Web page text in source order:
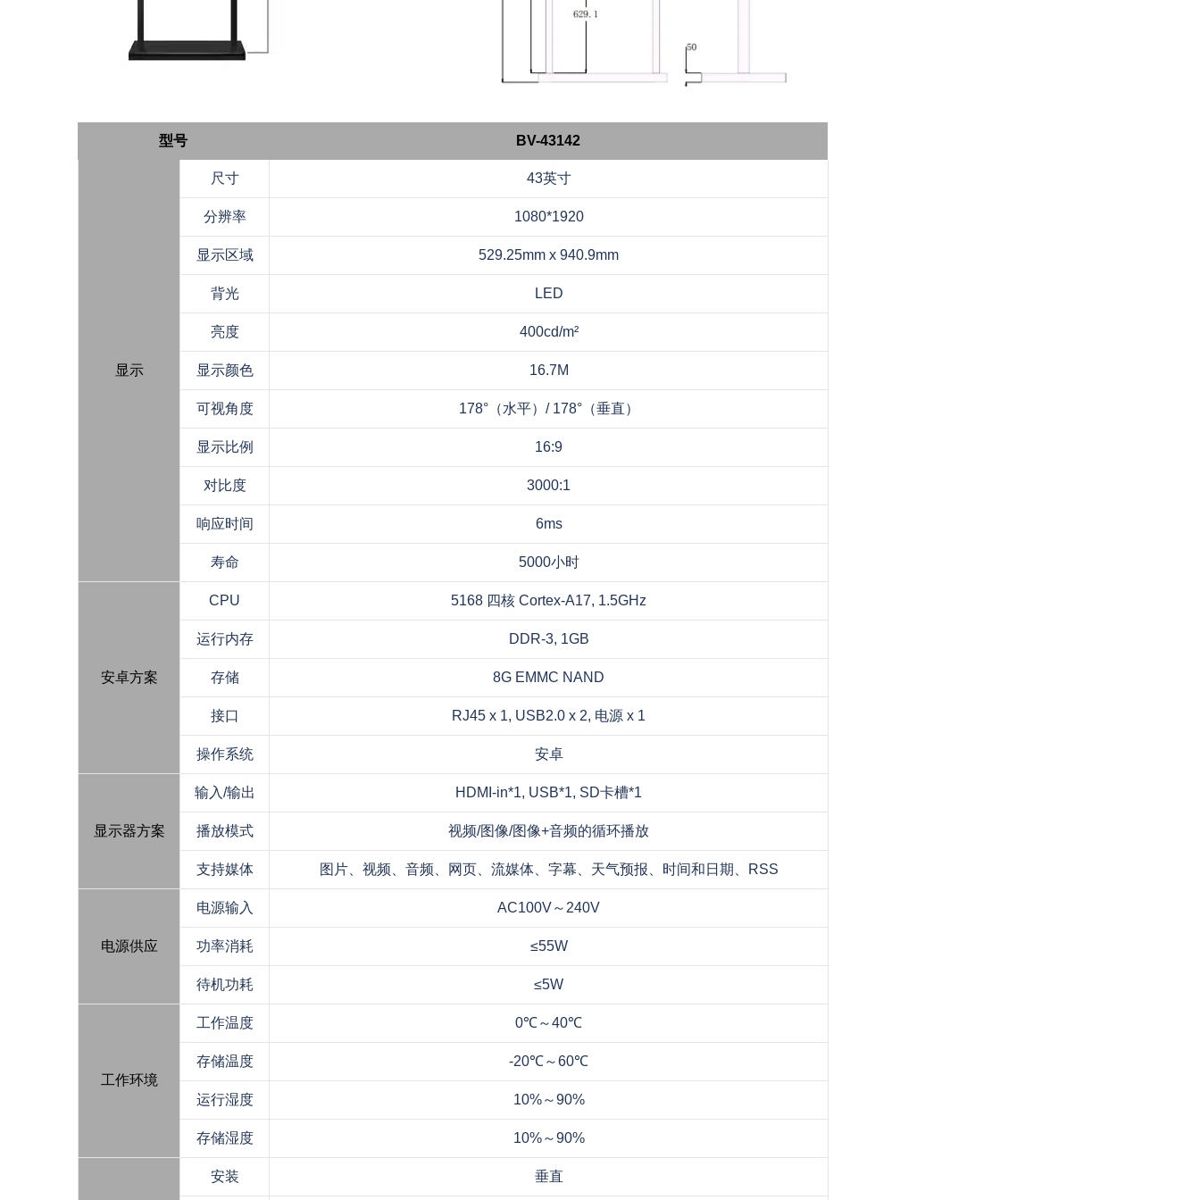
型号 BV-43142
显示
尺寸 43英寸
分辨率 1080*1920
显示区域 529.25mm x 940.9mm
背光 LED
亮度 400cd/m²
显示颜色 16.7M
可视角度 178°（水平）/ 178°（垂直）
显示比例 16:9
对比度 3000:1
响应时间 6ms
寿命 5000小时
安卓方案
CPU 5168 四核 Cortex-A17, 1.5GHz
运行内存 DDR-3, 1GB
存储 8G EMMC NAND
接口 RJ45 x 1, USB2.0 x 2, 电源 x 1
操作系统 安卓
显示器方案
输入/输出 HDMI-in*1, USB*1, SD卡槽*1
播放模式 视频/图像/图像+音频的循环播放
支持媒体 图片、视频、音频、网页、流媒体、字幕、天气预报、时间和日期、RSS
电源供应
电源输入 AC100V～240V
功率消耗 ≤55W
待机功耗 ≤5W
工作环境
工作温度 0℃～40℃
存储温度 -20℃～60℃
运行湿度 10%～90%
存储湿度 10%～90%
安装 垂直